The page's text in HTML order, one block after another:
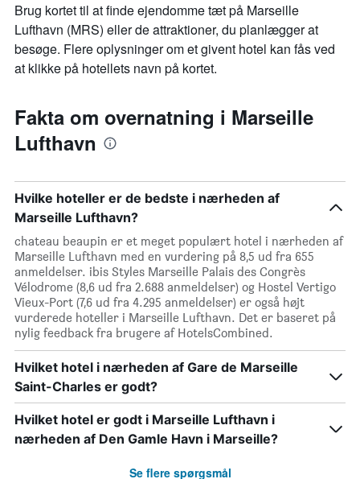
Brug kortet til at finde ejendomme tæt på Marseille
Lufthavn (MRS) eller de attraktioner, du planlægger at
besøge. Flere oplysninger om et givent hotel kan fås ved
at klikke på hotellets navn på kortet.
Fakta om overnatning i Marseille
Lufthavn
Hvilke hoteller er de bedste i nærheden af
Marseille Lufthavn?
chateau beaupin er et meget populært hotel i nærheden af
Marseille Lufthavn med en vurdering på 8,5 ud fra 655
anmeldelser. ibis Styles Marseille Palais des Congrès
Vélodrome (8,6 ud fra 2.688 anmeldelser) og Hostel Vertigo
Vieux-Port (7,6 ud fra 4.295 anmeldelser) er også højt
vurderede hoteller i Marseille Lufthavn. Det er baseret på
nylig feedback fra brugere af HotelsCombined.
Hvilket hotel i nærheden af Gare de Marseille
Saint-Charles er godt?
Hvilket hotel er godt i Marseille Lufthavn i
nærheden af Den Gamle Havn i Marseille?
Se flere spørgsmål